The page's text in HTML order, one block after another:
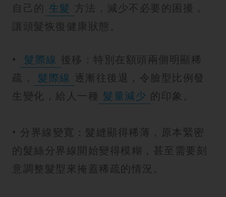
自己的 生髮 方法，減少不必要的困擾，
讓頭髮恢復健康狀態。
• 髮際線 後移：特別在額頭兩側明顯稀
疏，
髮際線 逐漸往後退，令臉型比例發
生變化，給人一種 髮量減少 的印象。
• 分界線變寬：髮縫顯得稀薄，原本緊密
的髮絲分界線開始變得模糊，甚至需要刻
意調整髮型來掩蓋稀疏的情況。